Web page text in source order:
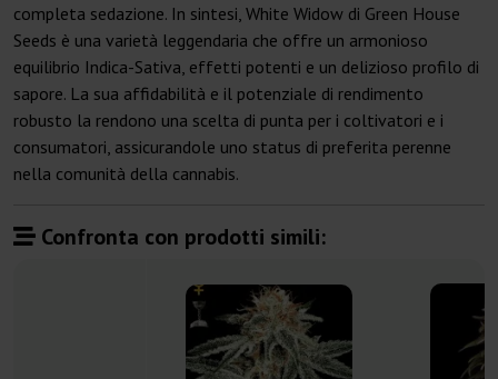
completa sedazione. In sintesi, White Widow di Green House
Seeds è una varietà leggendaria che offre un armonioso
equilibrio Indica-Sativa, effetti potenti e un delizioso profilo di
sapore. La sua affidabilità e il potenziale di rendimento
robusto la rendono una scelta di punta per i coltivatori e i
consumatori, assicurandole uno status di preferita perenne
nella comunità della cannabis.
Confronta con prodotti simili: